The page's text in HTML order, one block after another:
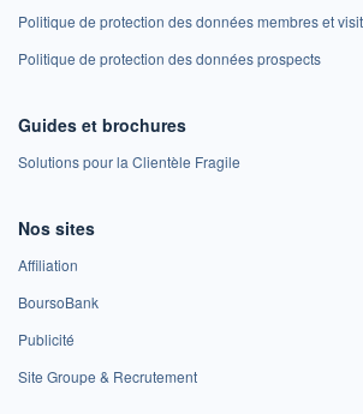
Politique de protection des données membres et
Politique de protection des données prospects
Guides et brochures
Solutions pour la Clientèle Fragile
Nos sites
Affiliation
BoursoBank
Publicité
Site Groupe & Recrutement